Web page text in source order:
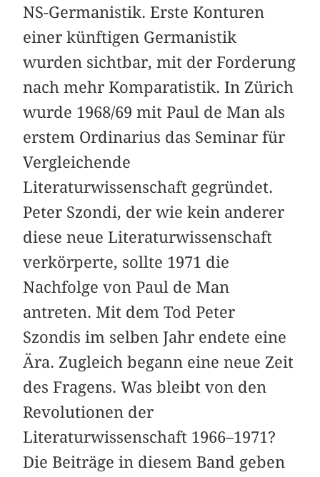
NS-Germanistik. Erste Konturen
einer künftigen Germanistik
wurden sichtbar, mit der Forderung
nach mehr Komparatistik. In Zürich
wurde 1968/69 mit Paul de Man als
erstem Ordinarius das Seminar für
Vergleichende
Literaturwissenschaft gegründet.
Peter Szondi, der wie kein anderer
diese neue Literaturwissenschaft
verkörperte, sollte 1971 die
Nachfolge von Paul de Man
antreten. Mit dem Tod Peter
Szondis im selben Jahr endete eine
Ära. Zugleich begann eine neue Zeit
des Fragens. Was bleibt von den
Revolutionen der
Literaturwissenschaft 1966–1971?
Die Beiträge in diesem Band geben